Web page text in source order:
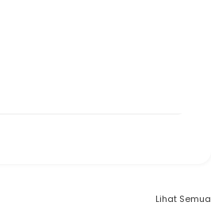
Lihat Semua